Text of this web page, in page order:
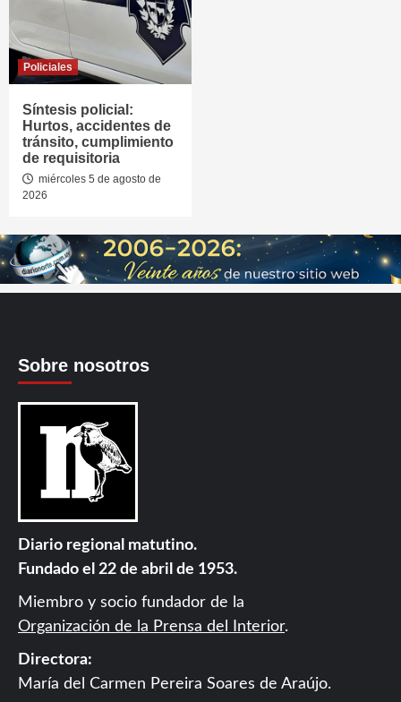
Policiales
Síntesis policial:
Hurtos, accidentes de
tránsito, cumplimiento
de requisitoria
miércoles 5 de agosto de
2026
Sobre nosotros
Diario regional matutino.
Fundado el 22 de abril de 1953.
Miembro y socio fundador de la
Organización de la Prensa del Interior.
Directora:
María del Carmen Pereira Soares de Araújo.